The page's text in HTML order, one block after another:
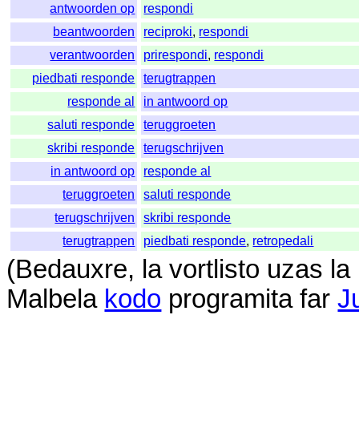
antwoorden op
respondi
beantwoorden
reciproki, respondi
verantwoorden
prirespondi, respondi
piedbati responde
terugtrappen
responde al
in antwoord op
saluti responde
teruggroeten
skribi responde
terugschrijven
in antwoord op
responde al
teruggroeten
saluti responde
terugschrijven
skribi responde
terugtrappen
piedbati responde, retropedali
(Bedauxre, la vortlisto uzas la
Malbela kodo programita far